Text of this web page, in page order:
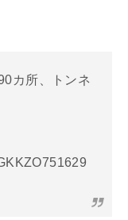
カ所、トンネ